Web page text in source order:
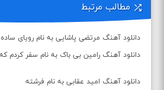
مطالب مرتبط
دانلود آهنگ مرتضی پاشایی به نام رویای ساده
دانلود آهنگ رامین بی باک به نام سفر کردم
دانلود آهنگ امید عقابی به نام فرشته